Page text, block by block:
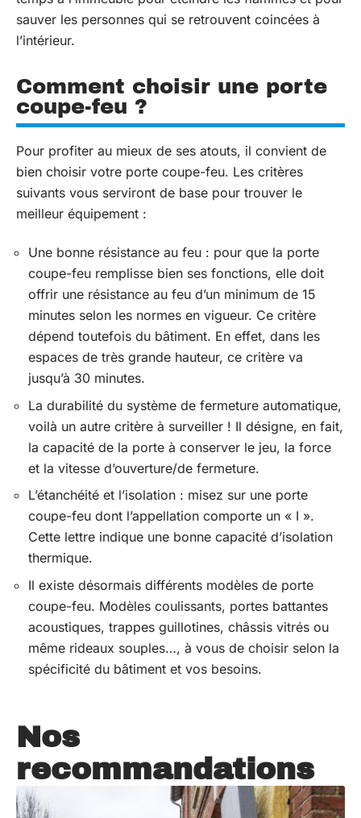
sauver les personnes qui se retrouvent coincées à
l’intérieur.
Comment choisir une porte
coupe-feu ?
Pour profiter au mieux de ses atouts, il convient de
bien choisir votre porte coupe-feu. Les critères
suivants vous serviront de base pour trouver le
meilleur équipement :
Une bonne résistance au feu : pour que la porte
coupe-feu remplisse bien ses fonctions, elle doit
offrir une résistance au feu d’un minimum de 15
minutes selon les normes en vigueur. Ce critère
dépend toutefois du bâtiment. En effet, dans les
espaces de très grande hauteur, ce critère va
jusqu’à 30 minutes.
La durabilité du système de fermeture automatique,
voilà un autre critère à surveiller ! Il désigne, en fait,
la capacité de la porte à conserver le jeu, la force
et la vitesse d’ouverture/de fermeture.
L’étanchéité et l’isolation : misez sur une porte
coupe-feu dont l’appellation comporte un « I ».
Cette lettre indique une bonne capacité d’isolation
thermique.
Il existe désormais différents modèles de porte
coupe-feu. Modèles coulissants, portes battantes
acoustiques, trappes guillotines, châssis vitrés ou
même rideaux souples…, à vous de choisir selon la
spécificité du bâtiment et vos besoins.
Nos
recommandations